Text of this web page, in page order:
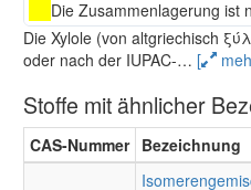
Die Zusammenlagerung ist
Die Xylole (von altgriechisch
oder nach der IUPAC-… [
Stoffe mit ähnlicher
CAS-Nummer Bezeichnung